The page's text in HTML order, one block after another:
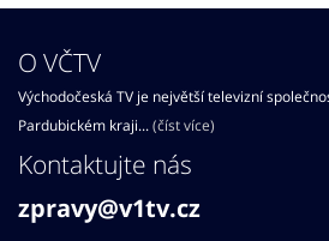
O VČTV
Východočeská TV je největší televizní
Pardubickém kraji...(číst více)
Kontaktujte nás
zpravy@v1tv.cz